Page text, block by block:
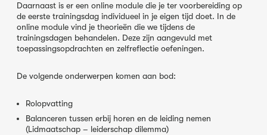
Daarnaast is er een online module die je ter voorbereiding op
de eerste trainingsdag individueel in je eigen tijd doet. In de
online module vind je theorieën die we tijdens de
trainingsdagen behandelen. Deze zijn aangevuld met
toepassingsopdrachten en zelfreflectie oefeningen.
De volgende onderwerpen komen aan bod:
Rolopvatting
Balanceren tussen erbij horen en de leiding nemen
(Lidmaatschap – leiderschap dilemma)